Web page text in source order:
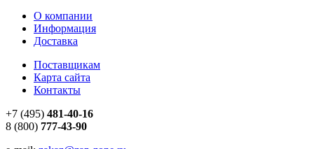
О компании
Информация
Доставка
Поставщикам
Карта сайта
Контакты
+7 (495) 481-40-16
8 (800) 777-43-90